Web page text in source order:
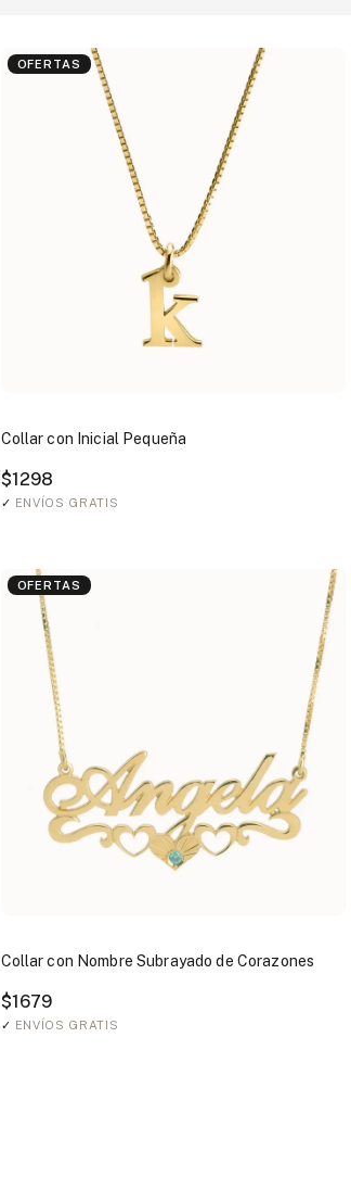
OFERTAS
Collar con Inicial Pequeña
$1298
✓ ENVÍOS GRATIS
OFERTAS
Collar con Nombre Subrayado de Corazones
$1679
✓ ENVÍOS GRATIS